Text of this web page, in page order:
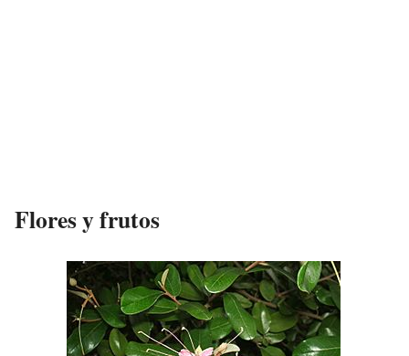
Flores y frutos